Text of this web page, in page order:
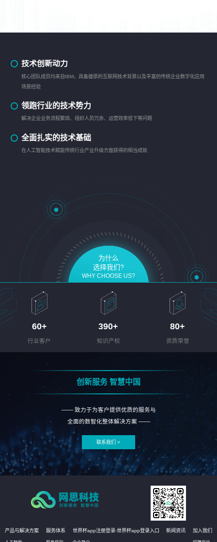
技术创新动力
核心团队成员均来自IBM，具备雄厚的互联网技术背景以及丰富的传统企业数字化应用
场景经验
领跑行业的技术势力
解决企业业务流程繁琐、组织人员冗余、运营效率低下等问题
全面扎实的技术基础
在人工智能技术赋能传统行业产业升级方面获得的相当成就
为什么
选择我们?
WHY CHOOSE US?
60+
行业客户
390+
知识产权
80+
资质荣誉
创新服务 智慧中国
—— 致力于为客户提供优质的服务与
全面的数智化整体解决方案 ——
联系我们 >
产品与解决方案 服务体系 世界杯app注册登录-世界杯app登录入口 新闻资讯 加入我们